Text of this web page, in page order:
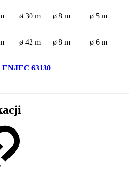
ø 30 m ø 8 m ø 5 m
ø 42 m ø 8 m ø 6 m
EN/IEC 63180